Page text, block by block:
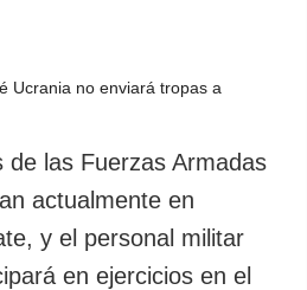
de las Fuerzas Armadas
actualmente en
y el personal militar
en ejercicios en el